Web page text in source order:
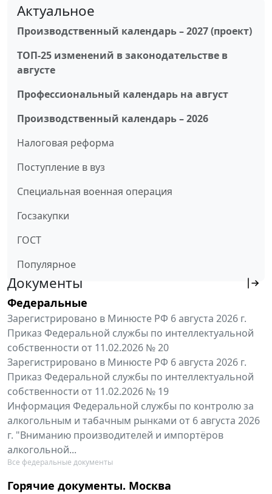
Актуальное
Производственный календарь – 2027 (проект)
ТОП-25 изменений в законодательстве в
августе
Профессиональный календарь на август
Производственный календарь – 2026
Налоговая реформа
Поступление в вуз
Специальная военная операция
Госзакупки
ГОСТ
Популярное
Документы
Федеральные
Зарегистрировано в Минюсте РФ 6 августа 2026 г.
Приказ Федеральной службы по интеллектуальной
собственности от 11.02.2026 № 20
Зарегистрировано в Минюсте РФ 6 августа 2026 г.
Приказ Федеральной службы по интеллектуальной
собственности от 11.02.2026 № 19
Информация Федеральной службы по контролю за
алкогольным и табачным рынками от 6 августа 2026
г. "Вниманию производителей и импортёров
алкогольной...
Все федеральные документы
Горячие документы. Москва